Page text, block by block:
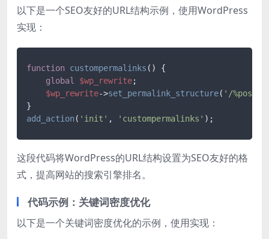
以下是一个SEO友好的URL结构示例，使用WordPress
实现：
function custompermalinks ( ) {
global
$wp_rewrite;
$wp_rewrite->set_permalink_structure( '/
add_action( 'init' , 'custompermalinks' );
这段代码将WordPress的URL结构设置为SEO友好的格
式，提高网站的搜索引擎排名。
代码示例：关键词密度优化
以下是一个关键词密度优化的示例，使用实现：